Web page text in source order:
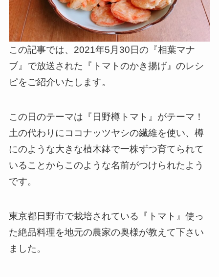
この記事では、2021年5月30日の『相葉マナ
ブ』で放送された『トマトのかき揚げ』のレシ
ピをご紹介いたします。
この日のテーマは『日野樽トマト』がテーマ！
土の代わりにココナッツヤシの繊維を使い、樽
にのような大きな植木鉢で一株ずつ育てられて
いることからこのような名前がつけられたよう
です。
東京都日野市で栽培されている『トマト』使っ
た絶品料理を地元の農家の奥様が教えて下さい
ました。